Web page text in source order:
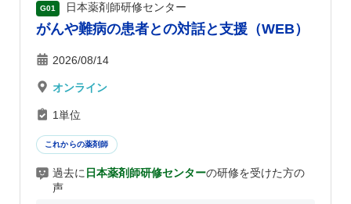
G01 日本薬剤師研修センター
がんや難病の患者との対話と支援（WEB）
2026/08/14
オンライン
1単位
これからの薬剤師
過去に 日本薬剤師研修センターの研修を受けた方の
声